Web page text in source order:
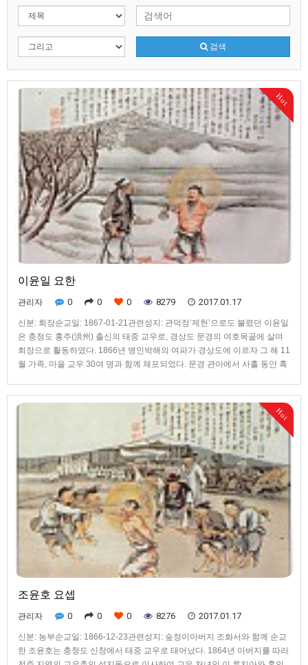
검색
Hot
이윤일 요한
관리자 0 0 0 8279 2017.01.17
신분: 회장순교일: 1867-01-21관련성지: 관덕정‘제헌’으로도 불렸던 이윤일
은 충청도 홍주(洪州) 출신의 태중 교우로, 경상도 문경의 여호목골에 살며
회장으로 활동하였다. 1866년 병인박해의 여파가 경상도에 이르자 그 해 11
월 가족, 마을 교우 30여 명과 함께 체포되었다. 문경 관아에서 사흘 동안 혹
송되었다. 그는 대구 감영에서 사형 선고를 받고 여유롭고 기쁜 마음으로 기
도하며 지내다가, 1867년 1월 21일 대구 남문 밖 관덕정에서 참수형을 받아
Hot
조윤호 요셉
관리자 0 0 0 8276 2017.01.17
신분: 농부순교일: 1866-12-23관련성지: 숲정이아버지 조화서와 함께 순교
한 조윤호는 충청도 신창에서 태중 교우로 태어났다. 1864년 아버지를 따라